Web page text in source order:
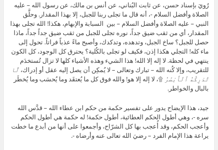
رُويَ بإسناد حسن، عن ثابت البُناني، عن أنس بن مالك، عن رسول الله – عليه
الصلاة وأفضل السلام -، أنه قال ما تجلى ربنا للجبل، إلا بهذا المقدار. وحلَّق
النبي – عليه الصلاة وأفضل السلام – بين السبابة والإبهام، هكذا! الله تجلى بهذا
المقدار، أي من ثقب ضيق جداً، نوره تجلى للجبل من ثقب ضيق جداً جداً، ماذا
حصل للجبل؟ ساخ الجبل، وتدهده، وتدكدك، وأصبح ماءً عذباً فراتاً. تحول إلى
ماء كله! التجلي هكذا إذن، فكيف لو تجلى بالكُلية؟ يحترق كل الوجود، كل الكون
ينتهي في لحظة. لا إله إلا الله! هذا الشيء وهذه الأشياء كلها لا تزال تُستخدَم
للتقريب، وإلا كُنه الله – تبارك وتعالى – لا يُمكِن أن يصل إليه عقل أو إدراك، لَّا
تُدْرِكُهُ ٱلْأَبْصَٰرُ ۩، لا إله إلا هو! والله فوق كل ما يُعتقَد وما يُحسَب وما يُخطَر
بالبال والخواطر.
جيد، هذا الإيضاح يدور على تفسير حكمة من حكم ابن عطاء الله – قدَّس الله
سره -، وهي أطول الحكم العطائية، أطول حكمة! له حكمة هي أطول الحكم
وأعجب الحكم، وقد أُعجب بها كل الشرّاح، وأجمعوا على أنها من أبدع ما خطت
يراعة هذا الإمام الفرد – رضيَ الله تعالى عنه وأرضاه -.